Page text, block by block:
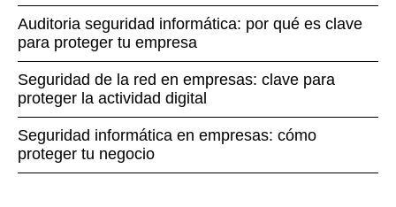
Auditoria seguridad informática: por qué es clave
para proteger tu empresa
Seguridad de la red en empresas: clave para
proteger la actividad digital
Seguridad informática en empresas: cómo
proteger tu negocio